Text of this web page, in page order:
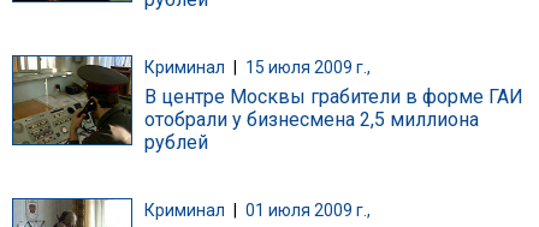
Криминал 15 июля 2009 г.,
В центре Москвы грабители в форме ГАИ
отобрали у бизнесмена 2,5 миллиона
рублей
Криминал 01 июля 2009 г.,